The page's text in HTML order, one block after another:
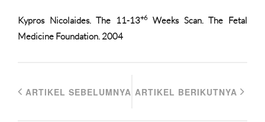
Kypros Nicolaides. The 11-13+6Weeks Scan. The Fetal
Medicine Foundation. 2004
ARTIKEL SEBELUMNYA ARTIKEL BERIKUTNYA